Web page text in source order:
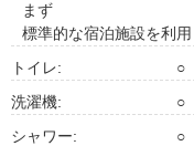
まず
標準的な宿泊施設を利用
トイレ:
○
洗濯機:
○
シャワー:
○